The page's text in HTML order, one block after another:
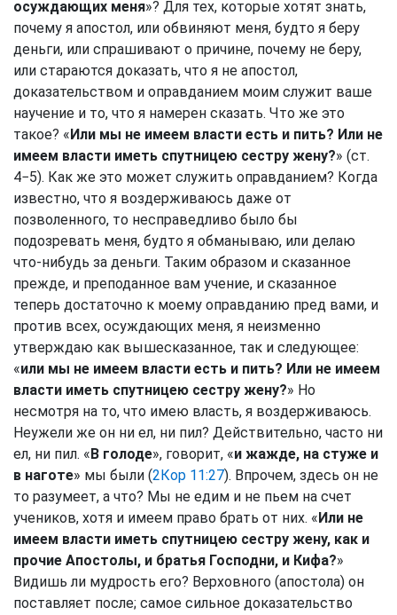
осуждающих меня»? Для тех, которые хотят знать,
почему я апостол, или обвиняют меня, будто я беру
деньги, или спрашивают о причине, почему не беру,
или стараются доказать, что я не апостол,
доказательством и оправданием моим служит ваше
научение и то, что я намерен сказать. Что же это
такое? «Или мы не имеем власти есть и пить? Или не
имеем власти иметь спутницею сестру жену?» (ст.
4−5). Как же это может служить оправданием? Когда
известно, что я воздерживаюсь даже от
позволенного, то несправедливо было бы
подозревать меня, будто я обманываю, или делаю
что-нибудь за деньги. Таким образом и сказанное
прежде, и преподанное вам учение, и сказанное
теперь достаточно к моему оправданию пред вами, и
против всех, осуждающих меня, я неизменно
утверждаю как вышесказанное, так и следующее:
«или мы не имеем власти есть и пить? Или не имеем
власти иметь спутницею сестру жену?» Но
несмотря на то, что имею власть, я воздерживаюсь.
Неужели же он ни ел, ни пил? Действительно, часто ни
ел, ни пил. «В голоде», говорит, «и жажде, на стуже и
в наготе» мы были (2Кор 11:27). Впрочем, здесь он не
то разумеет, а что? Мы не едим и не пьем на счет
учеников, хотя и имеем право брать от них. «Или не
имеем власти иметь спутницею сестру жену, как и
прочие Апостолы, и братья Господни, и Кифа?»
Видишь ли мудрость его? Верховного (апостола) он
поставляет после; самое сильное доказательство